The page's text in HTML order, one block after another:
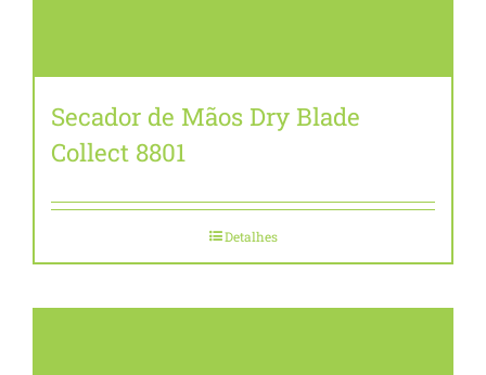
Secador de Mãos Dry Blade
Collect 8801
Detalhes